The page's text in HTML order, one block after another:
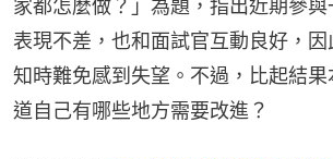
家都怎麼做？」為題，指出近期參
表現不差，也和面試官互動良好，
知時難免感到失望。不過，比起結果
道自己有哪些地方需要改進？